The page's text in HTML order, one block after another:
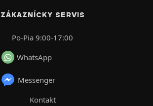
ZÁKAZNÍCKY SERVIS
Po-Pia 9:00-17:00
WhatsApp
Messenger
Kontakt